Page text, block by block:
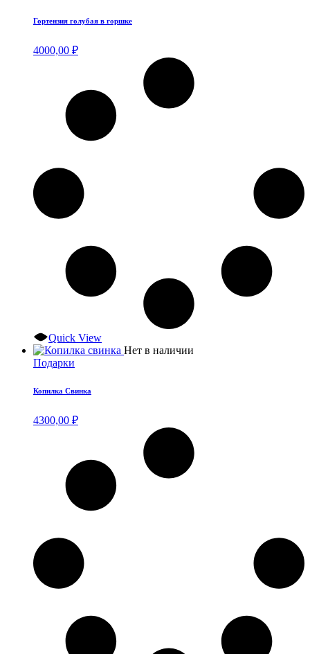
Гортензия голубая в горшке
4000,00 ₽
Quick View
Нет в наличии
Подарки
Копилка Свинка
4300,00 ₽